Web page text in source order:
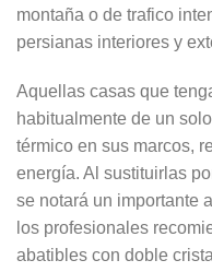
montaña o de trafico
persianas interiores y
Aquellas casas que
habitualmente de un
térmico en sus marcos,
energía. Al sustituirlas
se notará un importante
los profesionales
abatibles con doble